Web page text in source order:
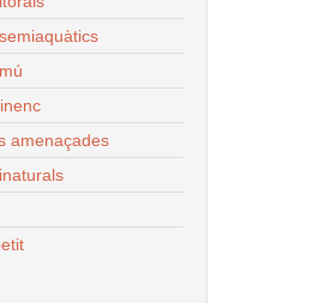
amenaçades